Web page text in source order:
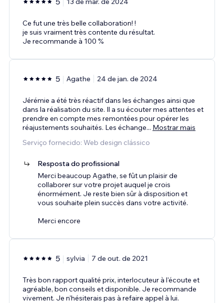
Ce fut une très belle collaboration! !
je suis vraiment très contente du résultat.
Je recommande à 100 %
5 Agathe 24 de jan. de 2024
Jérémie a été très réactif dans les échanges ainsi que
dans la réalisation du site. Il a su écouter mes attentes et
prendre en compte mes remontées pour opérer les
réajustements souhaités. Les échange... Mostrar mais
Serviço fornecido: Web design clássico
Resposta do profissional
Merci beaucoup Agathe, se fût un plaisir de
collaborer sur votre projet auquel je crois
énormément. Je reste bien sûr à disposition et
vous souhaite plein succès dans votre activité.
Merci encore
5 sylvia 7 de out. de 2021
Très bon rapport qualité prix, interlocuteur à l'écoute et
agréable, bon conseils et disponible. Je recommande
vivement. Je n'hésiterais pas à refaire appel à lui.